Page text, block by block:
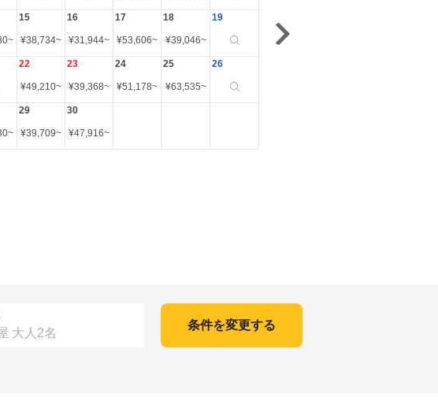
~
15
¥38,734~
16
¥31,944~
17
¥53,606~
18
¥39,046~
19
22
¥49,210~
23
¥39,368~
24
¥51,178~
25
¥63,535~
26
~
29
¥39,709~
30
¥47,916~
大人2名
条件を変更する